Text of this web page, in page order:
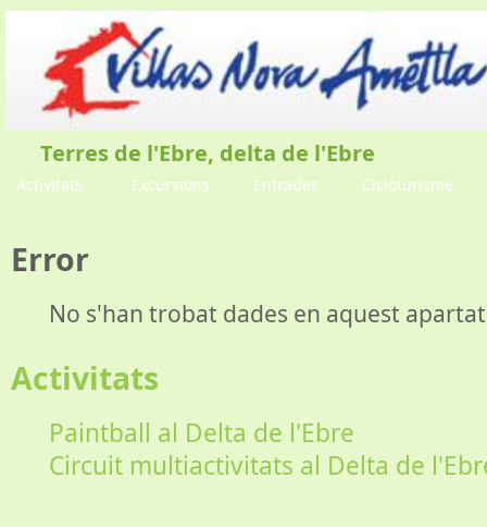
Terres de l'Ebre, delta de l'Ebre
Activitats Excursions Entrades Cicloturisme
Error
No s'han trobat dades en aquest
Activitats
Paintball al Delta de l'Ebre
Circuit multiactivitats al Delta de